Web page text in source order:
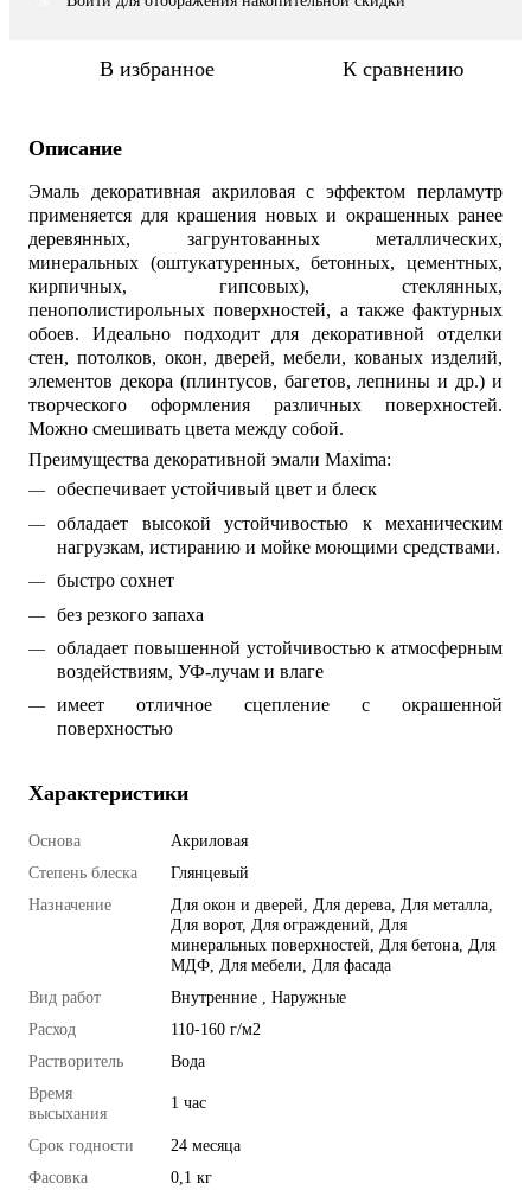
В избранное К сравнению
Описание
Эмаль декоративная акриловая с эффектом перламутр
применяется для крашения новых и окрашенных ранее
деревянных, загрунтованных металлических,
минеральных (оштукатуренных, бетонных, цементных,
кирпичных, гипсовых), стеклянных,
пенополистирольных поверхностей, а также фактурных
обоев. Идеально подходит для декоративной отделки
стен, потолков, окон, дверей, мебели, кованых изделий,
элементов декора (плинтусов, багетов, лепнины и др.) и
творческого оформления различных поверхностей.
Можно смешивать цвета между собой.
Преимущества декоративной эмали Maxima:
обеспечивает устойчивый цвет и блеск
обладает высокой устойчивостью к механическим
нагрузкам, истиранию и мойке моющими средствами.
быстро сохнет
без резкого запаха
обладает повышенной устойчивостью к атмосферным
воздействиям, УФ-лучам и влаге
имеет отличное сцепление с окрашенной
поверхностью
Характеристики
Основа
Акриловая
Степень блеска
Глянцевый
Назначение
Для окон и дверей, Для дерева, Для металла,
Для ворот, Для ограждений, Для
минеральных поверхностей, Для бетона, Для
МДФ, Для мебели, Для фасада
Вид работ
Внутренние , Наружные
Расход
110-160 г/м2
Растворитель
Вода
Время
высыхания
1 час
Срок годности
24 месяца
Фасовка
0,1 кг